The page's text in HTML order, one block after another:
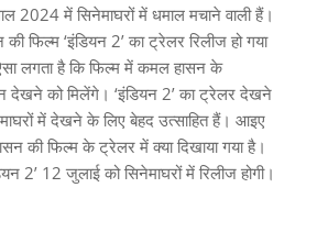
2024 में सिनेमाघरों में धमाल मचाने वाली हैं।
फिल्म ‘इंडियन 2’ का ट्रेलर रिलीज हो गया
लगता है कि फिल्म में कमल हासन के
देखने को मिलेंगे। ‘इंडियन 2’ का ट्रेलर देखने
में देखने के लिए बेहद उत्साहित हैं। आइए
की फिल्म के ट्रेलर में क्या दिखाया गया है।
2’ 12 जुलाई को सिनेमाघरों में रिलीज होगी।